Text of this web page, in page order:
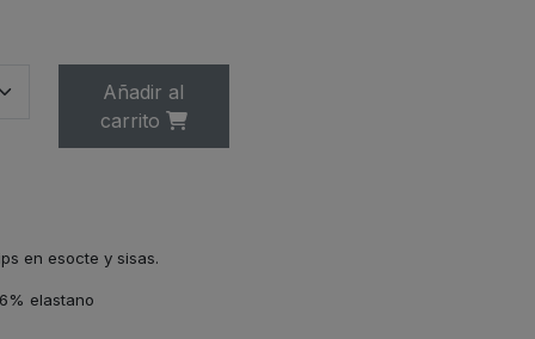
Añadir al
carrito
en esocte y sisas.
elastano